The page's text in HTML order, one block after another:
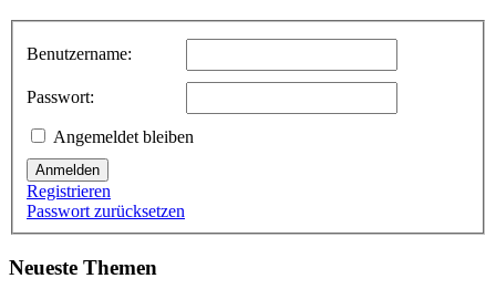
Benutzername:
Passwort:
Angemeldet bleiben
Anmelden
Registrieren
Passwort zurücksetzen
Neueste Themen